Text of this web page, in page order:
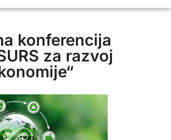
konferencija
za razvoj